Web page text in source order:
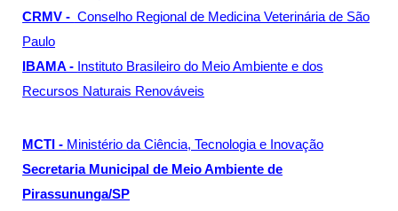
CRMV - Conselho Regional de Medicina Veterinária de São
Paulo
IBAMA - Instituto Brasileiro do Meio Ambiente e dos
Recursos Naturais Renováveis
MCTI - Ministério da Ciência, Tecnologia e Inovação
Secretaria Municipal de Meio Ambiente de
Pirassununga/SP